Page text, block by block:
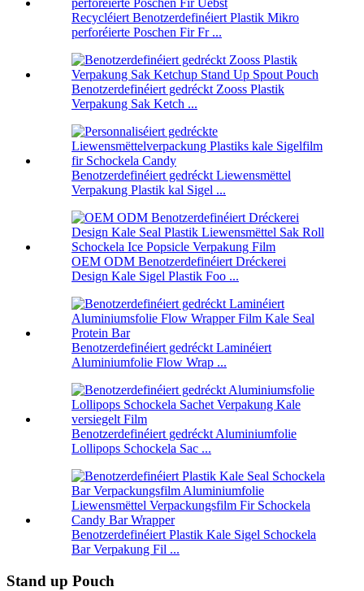
Recycléiert Benotzerdefinéiert Plastik Mikro
perforéierte Poschen Fir Fr ...
Benotzerdefinéiert gedréckt Zooss Plastik
Verpakung Sak Ketch ...
Benotzerdefinéiert gedréckt Liewensmëttel
Verpakung Plastik kal Sigel ...
OEM ODM Benotzerdefinéiert Dréckerei
Design Kale Sigel Plastik Foo ...
Benotzerdefinéiert gedréckt Laminéiert
Aluminiumfolie Flow Wrap ...
Benotzerdefinéiert gedréckt Aluminiumfolie
Lollipops Schockela Sac ...
Benotzerdefinéiert Plastik Kale Sigel Schockela
Bar Verpakung Fil ...
Stand up Pouch